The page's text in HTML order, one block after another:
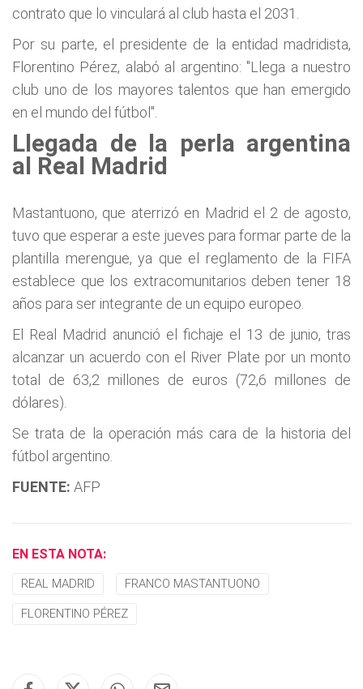
contrato que lo vinculará al club hasta el 2031.
Por su parte, el presidente de la entidad madridista,
Florentino Pérez, alabó al argentino: "Llega a nuestro
club uno de los mayores talentos que han emergido
en el mundo del fútbol".
Llegada de la perla argentina
al Real Madrid
Mastantuono, que aterrizó en Madrid el 2 de agosto,
tuvo que esperar a este jueves para formar parte de la
plantilla merengue, ya que el reglamento de la FIFA
establece que los extracomunitarios deben tener 18
años para ser integrante de un equipo europeo.
El Real Madrid anunció el fichaje el 13 de junio, tras
alcanzar un acuerdo con el River Plate por un monto
total de 63,2 millones de euros (72,6 millones de
dólares).
Se trata de la operación más cara de la historia del
fútbol argentino.
FUENTE: AFP
EN ESTA NOTA:
REAL MADRID FRANCO MASTANTUONO
FLORENTINO PÉREZ